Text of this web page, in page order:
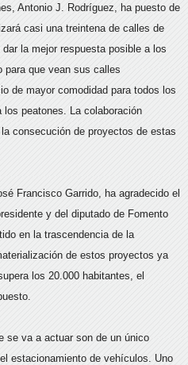
Antonio J. Rodríguez, ha puesto de
casi una treintena de calles de
la mejor respuesta posible a los
para que vean sus calles
de mayor comodidad para todos los
peatones. La colaboración
consecución de proyectos de estas
Francisco Garrido, ha agradecido el
y del diputado de Fomento
en la trascendencia de la
de estos proyectos ya
los 20.000 habitantes, el
se va a actuar son de un único
estacionamiento de vehículos. Uno